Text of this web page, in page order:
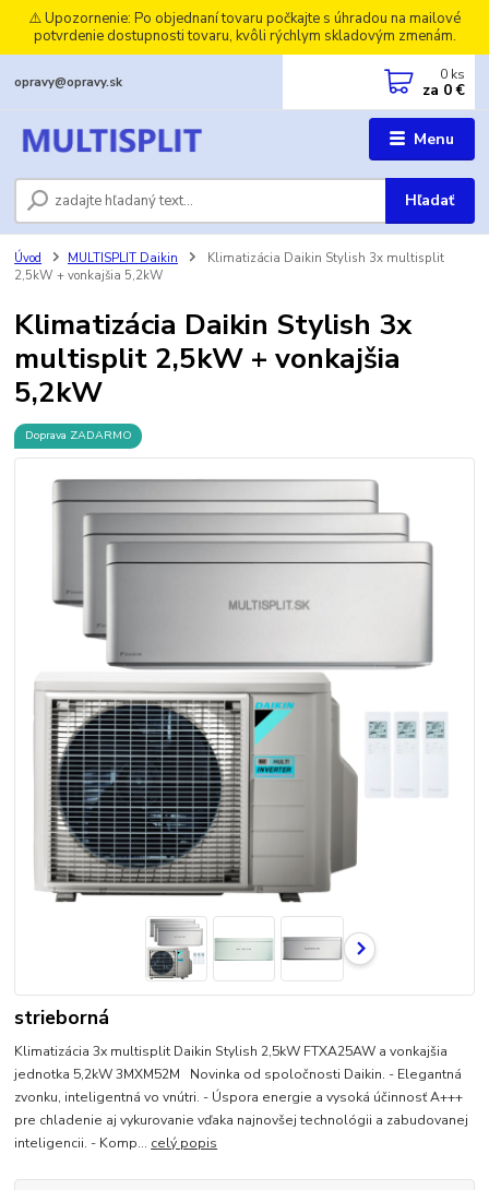
⚠️ Upozornenie: Po objednaní tovaru počkajte s úhradou na mailové
potvrdenie dostupnosti tovaru, kvôli rýchlym skladovým zmenám.
Menu
Hľadať
opravy@opravy.sk 0 ks
za 0 €
Úvod MULTISPLIT Daikin
Klimatizácia Daikin Stylish 3x multisplit
2,5kW + vonkajšia 5,2kW
Klimatizácia Daikin Stylish 3x
multisplit 2,5kW + vonkajšia
5,2kW
Doprava ZADARMO
strieborná
Klimatizácia 3x multisplit Daikin Stylish 2,5kW FTXA25AW a vonkajšia
jednotka 5,2kW 3MXM52M Novinka od spoločnosti Daikin. - Elegantná
zvonku, inteligentná vo vnútri. - Úspora energie a vysoká účinnosť A+++
pre chladenie aj vykurovanie vďaka najnovšej technológii a zabudovanej
inteligencii. - Komp... celý popis